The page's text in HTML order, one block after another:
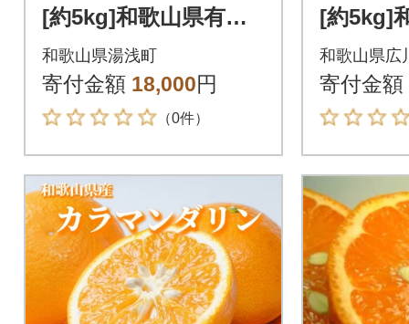
[約5kg]和歌山県有田
産春みかん(果実サイ
ズおまかせ)
和歌山県湯浅町
寄付金額 18,000円
（0件）
[約5kg]
産春み
実サイ
和歌山県広
寄付金額